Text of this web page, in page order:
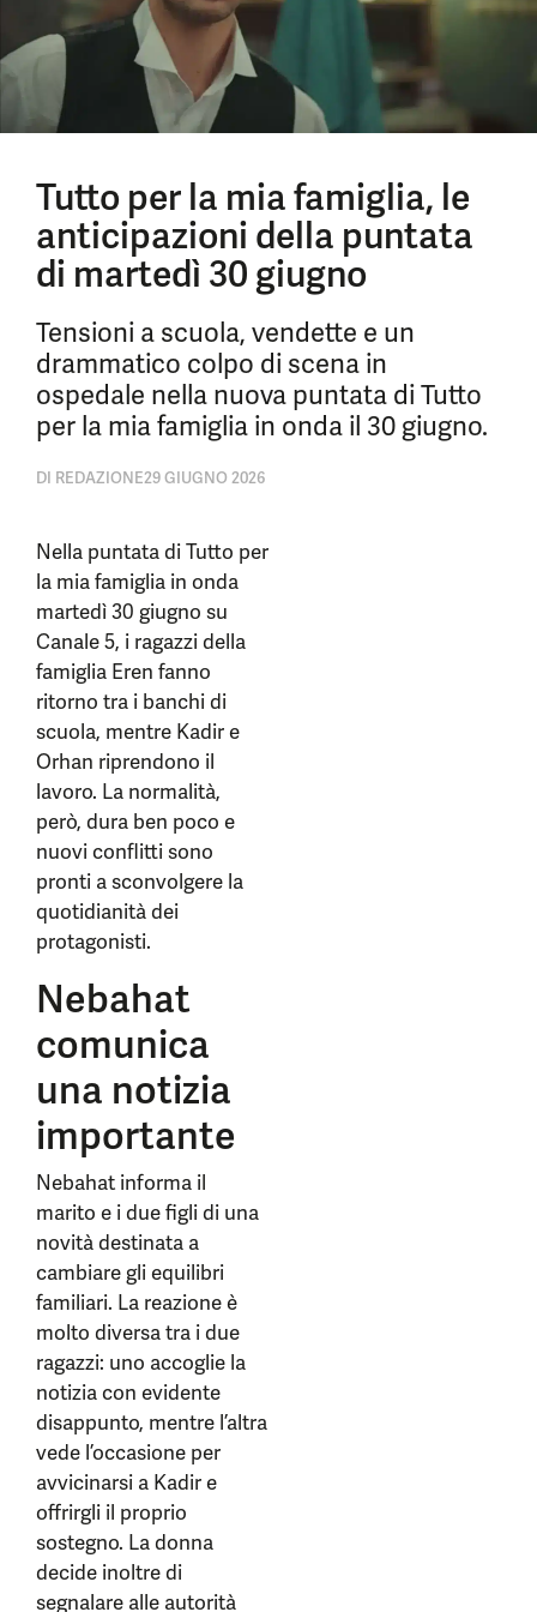
Tutto per la mia famiglia, le
anticipazioni della puntata
di martedì 30 giugno
Tensioni a scuola, vendette e un
drammatico colpo di scena in
ospedale nella nuova puntata di Tutto
per la mia famiglia in onda il 30 giugno.
DI REDAZIONE29 GIUGNO 2026
Nella puntata di Tutto per
la mia famiglia in onda
martedì 30 giugno su
Canale 5, i ragazzi della
famiglia Eren fanno
ritorno tra i banchi di
scuola, mentre Kadir e
Orhan riprendono il
lavoro. La normalità,
però, dura ben poco e
nuovi conflitti sono
pronti a sconvolgere la
quotidianità dei
protagonisti.
Nebahat
comunica
una notizia
importante
Nebahat informa il
marito e i due figli di una
novità destinata a
cambiare gli equilibri
familiari. La reazione è
molto diversa tra i due
ragazzi: uno accoglie la
notizia con evidente
disappunto, mentre l’altra
vede l’occasione per
avvicinarsi a Kadir e
offrirgli il proprio
sostegno. La donna
decide inoltre di
segnalare alle autorità